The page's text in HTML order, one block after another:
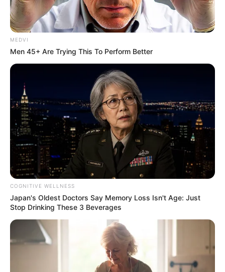
WhatsApp
Facebook
X
Telegram
Copy
Tak mau kalah dagang dengan Rusia dan Ceko, Ukraina lewat
UkrOboronProm pada 1 April lalu telah meluncurkan jenis
alutsista baru untuk pangsa domestik dan ekspor. Yang
MEDVI
Men 45+ Are Trying This To Perform Better
COGNITIVE WELLNESS
Japan's Oldest Doctors Say Memory Loss Isn't Age: Just
Stop Drinking These 3 Beverages